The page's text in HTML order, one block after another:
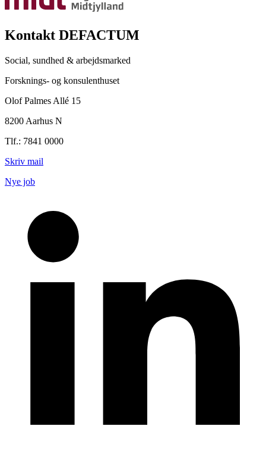
Kontakt DEFACTUM
Social, sundhed & arbejdsmarked
Forsknings- og konsulenthuset
Olof Palmes Allé 15
8200 Aarhus N
Tlf.: 7841 0000
Skriv mail
Nye job